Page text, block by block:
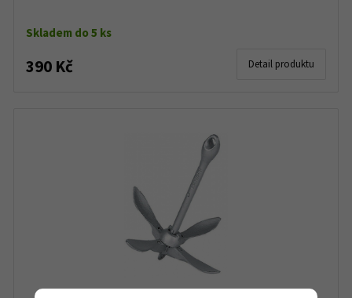
Skladem do 5 ks
390 Kč Detail produktu